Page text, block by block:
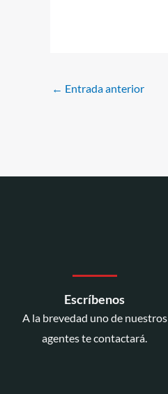
← Entrada anterior
Escríbenos
A la brevedad uno de nuestros
agentes te contactará.